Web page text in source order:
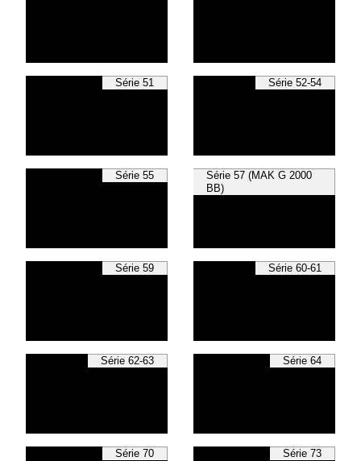
Série 51 Série 52-54
Série 55
Série 57 (MAK G 2000
BB)
Série 59 Série 60-61
Série 62-63 Série 64
Série 70 Série 73